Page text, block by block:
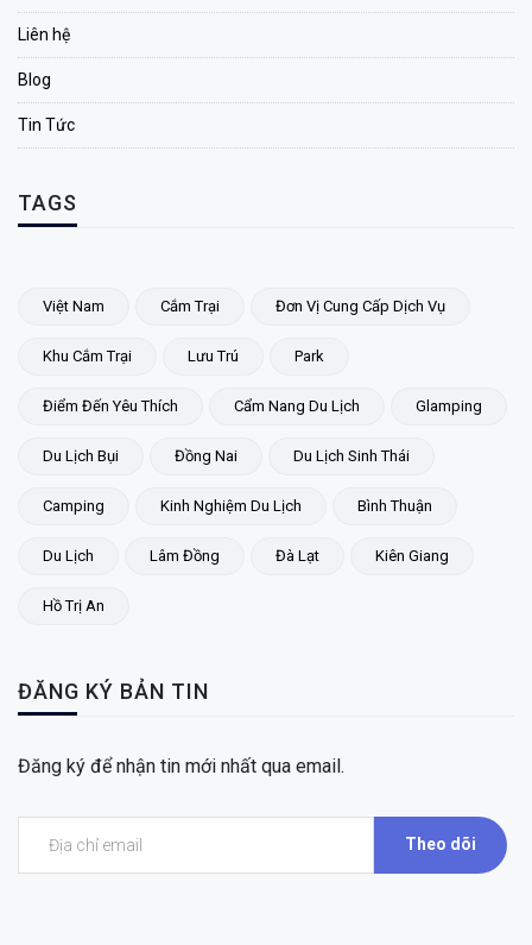
Liên hệ
Blog
Tin Tức
TAGS
Việt Nam Cắm Trại Đơn Vị Cung Cấp Dịch Vụ
Khu Cắm Trại Lưu Trú Park
Điểm Đến Yêu Thích Cẩm Nang Du Lịch Glamping
Du Lịch Bụi Đồng Nai Du Lịch Sinh Thái
Camping Kinh Nghiệm Du Lịch Bình Thuận
Du Lịch Lâm Đồng Đà Lạt Kiên Giang
Hồ Trị An
ĐĂNG KÝ BẢN TIN
Đăng ký để nhận tin mới nhất qua email.
Theo dõi